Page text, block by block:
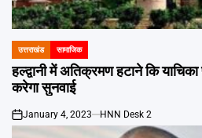
POSTED
IN
उत्तराखंड सामाजिक
हल्द्वानी में अतिक्रमण हटाने कि
करेगा सुनवाई
on
January 4, 2023 HNN Desk 2